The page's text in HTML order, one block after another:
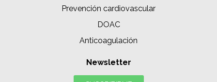
Prevención cardiovascular
DOAC
Anticoagulación
Newsletter